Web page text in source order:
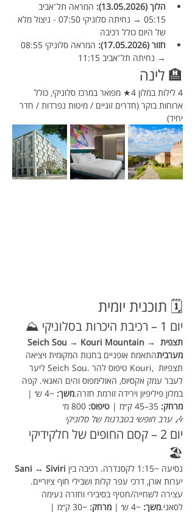
הלוך (13.05.2026):
המראה תל־אביב
05:15 → נחיתה סלוניקי 07:50 - ניצול מלא
של היום כולל רכיבה
חזור (17.05.2026):
→ נחיתה תל־אביב 11:15
🏨 לינה
4 לילות במלון 4★ מפואר במרכז סלוניקי, כולל
ארוחות בוקר (חדרים זוגיים / מיטות נפרדות / חדר
יחיד)
🗓️ תוכנית יומית
יום 1 – רכיבת היכרות בסלוניקי ⛰️
Seich Sou → Kouri Mountain → תצפית
מערביתהתאמת אופניים בחנות המקומית ויציאה
ליער Seich Sou. טיפוס להר Kouri, תצפיות
לעבר עמק אקסיוס, האולימפוס והים האגאי. קפה
במלון פיליפיון וירידה זורמת חזרה.משך: ~4 ש׳ |
מרחק:
טיפוס:
ערב חופשי בטברנות של סלוניקי 🎶
יום 2 – קסם החופים של חלקידיקי
🏖️
Sani ↔ Siviri נסיעה ~1:15 לקסנדרה. רכיבה בין
יערות אורן, דרכי עפר קלות ושבילי חוף ציוריים.
עצירה לשחייה/חטיף בסיבירי וחזרה נעימה
לסאני.משך: ~4 ש׳ | מרחק: ~30 ק״מ |